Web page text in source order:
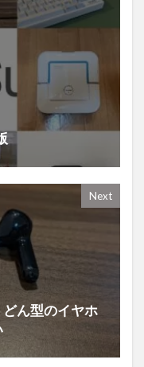
Next
ん型のイヤホ